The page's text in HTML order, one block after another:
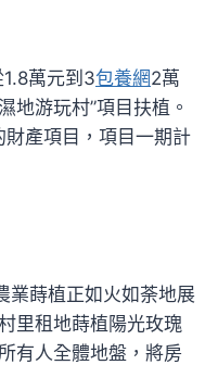
萬元到3包養網2萬
地游玩村”項目扶植。
產項目，項目一期計
業蒔植正如火如荼地展
里租地蒔植陽光玫瑰
有人全體地盤，將房